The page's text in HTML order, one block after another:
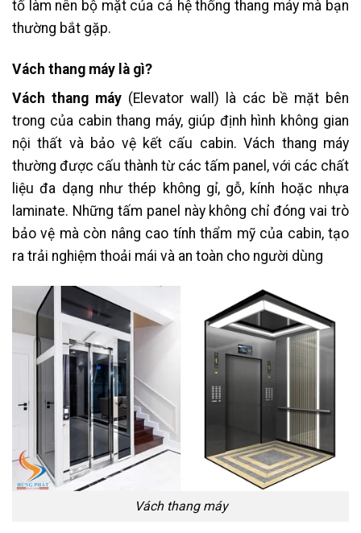
tố làm nên bộ mặt của cả hệ thống thang máy mà bạn
thường bắt gặp.
Vách thang máy là gì?
Vách thang máy (Elevator wall) là các bề mặt bên
trong của cabin thang máy, giúp định hình không gian
nội thất và bảo vệ kết cấu cabin. Vách thang máy
thường được cấu thành từ các tấm panel, với các chất
liệu đa dạng như thép không gỉ, gỗ, kính hoặc nhựa
laminate. Những tấm panel này không chỉ đóng vai trò
bảo vệ mà còn nâng cao tính thẩm mỹ của cabin, tạo
ra trải nghiệm thoải mái và an toàn cho người dùng
Vách thang máy